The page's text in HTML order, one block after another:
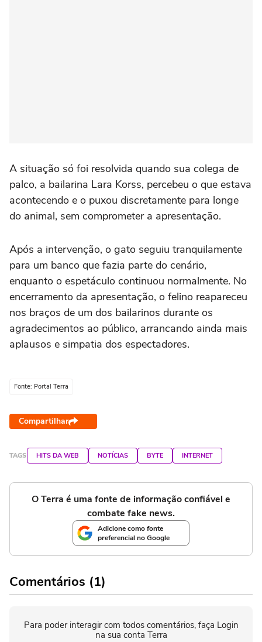
A situação só foi resolvida quando sua colega de
palco, a bailarina Lara Korss, percebeu o que estava
acontecendo e o puxou discretamente para longe
do animal, sem comprometer a apresentação.
Após a intervenção, o gato seguiu tranquilamente
para um banco que fazia parte do cenário,
enquanto o espetáculo continuou normalmente. No
encerramento da apresentação, o felino reapareceu
nos braços de um dos bailarinos durante os
agradecimentos ao público, arrancando ainda mais
aplausos e simpatia dos espectadores.
Fonte: Portal Terra
Compartilhar
TAGS HITS DA WEB NOTÍCIAS BYTE INTERNET
O Terra é uma fonte de informação confiável e
combate fake news.
Adicione como fonte
preferencial no Google
Comentários (1)
Para poder interagir com todos comentários, faça Login
na sua conta Terra